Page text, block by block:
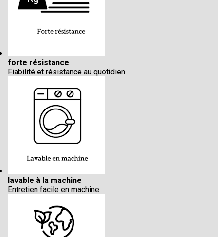
forte résistance
Fiabilité et résistance au quotidien
lavable à la machine
Entretien facile en machine